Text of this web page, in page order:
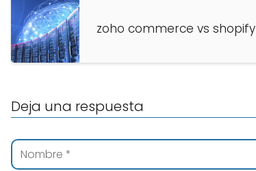
zoho commerce vs shopify
Deja una respuesta